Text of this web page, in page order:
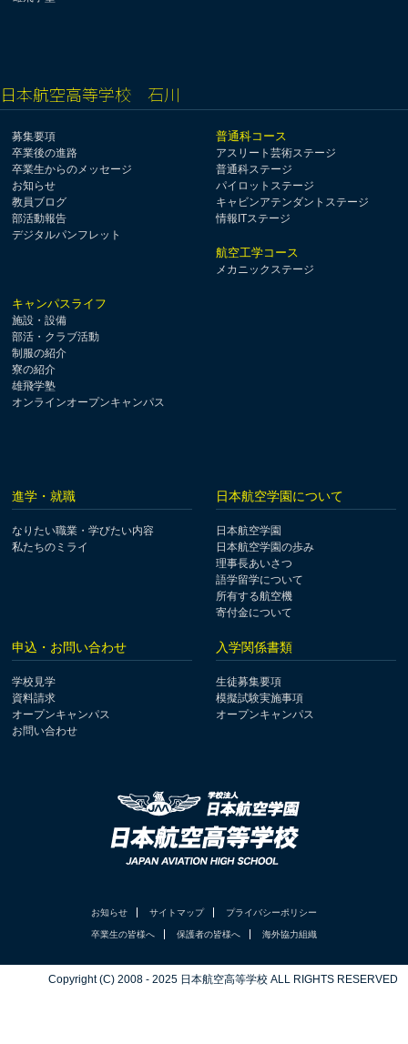
日本航空高等学校 石川
募集要項
卒業後の進路
卒業生からのメッセージ
お知らせ
教員ブログ
部活動報告
デジタルパンフレット
普通科コース
アスリート芸術ステージ
普通科ステージ
パイロットステージ
キャビンアテンダントステージ
情報ITステージ
航空工学コース
メカニックステージ
キャンパスライフ
施設・設備
部活・クラブ活動
制服の紹介
寮の紹介
雄飛学塾
オンラインオープンキャンパス
進学・就職
なりたい職業・学びたい内容
私たちのミライ
日本航空学園について
日本航空学園
日本航空学園の歩み
理事長あいさつ
語学留学について
所有する航空機
寄付金について
申込・お問い合わせ
学校見学
資料請求
オープンキャンパス
お問い合わせ
入学関係書類
生徒募集要項
模擬試験実施事項
オープンキャンパス
お知らせ サイトマップ プライバシーポリシー
卒業生の皆様へ 保護者の皆様へ 海外協力組織
Copyright (C) 2008 - 2025 日本航空高等学校 ALL RIGHTS RESERVED